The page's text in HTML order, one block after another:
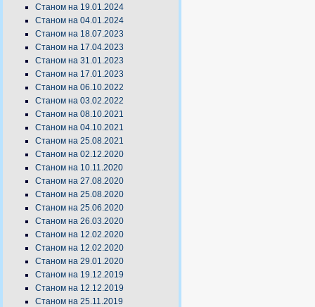
Станом на 19.01.2024
Станом на 04.01.2024
Станом на 18.07.2023
Станом на 17.04.2023
Станом на 31.01.2023
Станом на 17.01.2023
Станом на 06.10.2022
Станом на 03.02.2022
Станом на 08.10.2021
Станом на 04.10.2021
Станом на 25.08.2021
Станом на 02.12.2020
Станом на 10.11.2020
Станом на 27.08.2020
Станом на 25.08.2020
Станом на 25.06.2020
Станом на 26.03.2020
Станом на 12.02.2020
Станом на 12.02.2020
Станом на 29.01.2020
Станом на 19.12.2019
Станом на 12.12.2019
Станом на 25.11.2019